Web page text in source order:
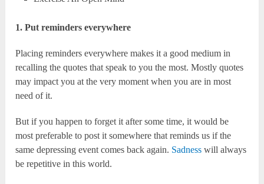
1. Put reminders everywhere
Placing reminders everywhere makes it a good medium in
recalling the quotes that speak to you the most. Mostly quotes
may impact you at the very moment when you are in most
need of it.
But if you happen to forget it after some time, it would be
most preferable to post it somewhere that reminds us if the
same depressing event comes back again. Sadness will always
be repetitive in this world.